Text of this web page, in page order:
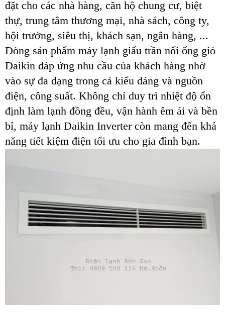
đặt cho các nhà hàng, căn hộ chung cư, biệt
thự, trung tâm thương mại, nhà sách, công ty,
hội trướng, siêu thị, khách sạn, ngân hàng, ...
Dòng sản phẩm máy lạnh giấu trần nối ống gió
Daikin đáp ứng nhu cầu của khách hàng nhờ
vào sự đa dạng trong cả kiểu dáng và nguồn
điện, công suất. Không chỉ duy trì nhiệt độ ổn
định làm lạnh đồng đều, vận hành êm ái và bền
bỉ, máy lạnh Daikin Inverter còn mang đến khả
năng tiết kiệm điện tối ưu cho gia đình bạn.